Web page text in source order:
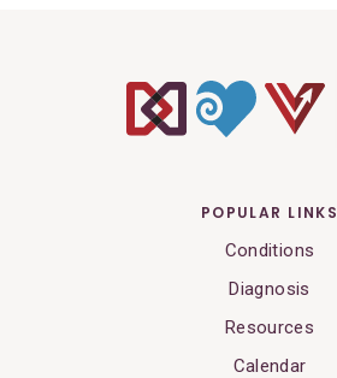
POPULAR LINKS
Conditions
Diagnosis
Resources
Calendar